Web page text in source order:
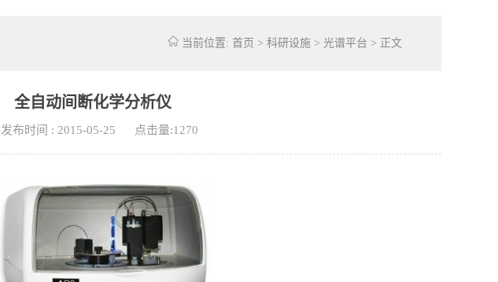
当前位置: 首页 > 科研设施 > 光谱平台 > 正文
全自动间断化学分析仪
发布时间 : 2015-05-25 点击量:1270